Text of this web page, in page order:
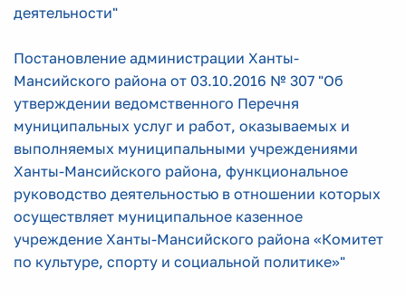
деятельности"
Постановление администрации Ханты-
Мансийского района от 03.10.2016 № 307 "Об
утверждении ведомственного Перечня
муниципальных услуг и работ, оказываемых и
выполняемых муниципальными учреждениями
Ханты-Мансийского района, функциональное
руководство деятельностью в отношении которых
осуществляет муниципальное казенное
учреждение Ханты-Мансийского района «Комитет
по культуре, спорту и социальной политике»"